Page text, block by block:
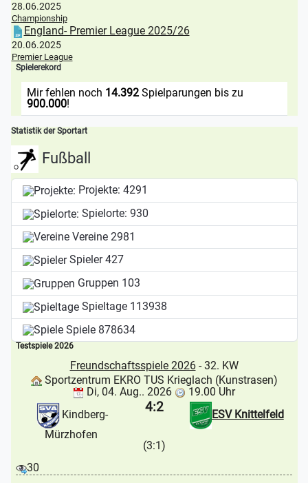
28.06.2025
Championship
England- Premier League 2025/26
20.06.2025
Premier League
Spielerekord
Mir fehlen noch 14.392Spielparungen bis zu
900.000!
Statistik der Sportart
Fußball
Projekte: 4291
Spielorte: 930
Vereine 2981
Spieler427
Gruppen 103
Spieltage 113938
Spiele 878634
Testspiele 2026
Freundschaftsspiele 2026- 32. KW
Sportzentrum EKRO TUS Krieglach (Kunstrasen)
Di, 04. Aug.. 2026
19.00 Uhr
Kindberg-
Mürzhofen
ESV Knittelfeld
4:2
(3:1)
30